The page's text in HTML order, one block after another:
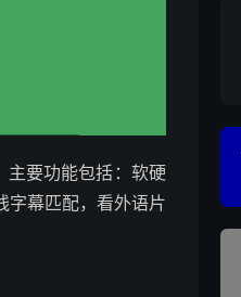
主要功能包括：软硬
字幕匹配，看外语片